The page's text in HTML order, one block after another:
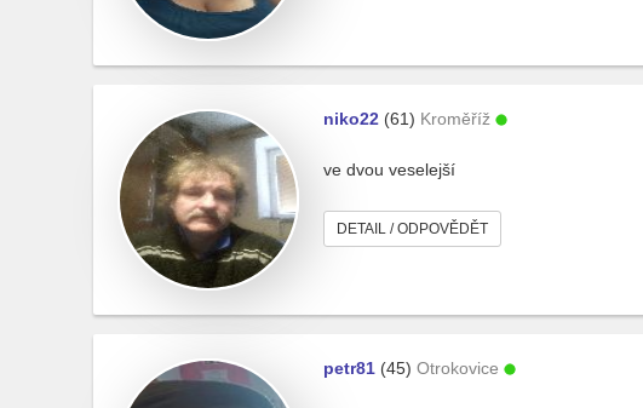
niko22 (61) Kroměříž
ve dvou veselejší
DETAIL / ODPOVĚDĚT
petr81 (45) Otrokovice